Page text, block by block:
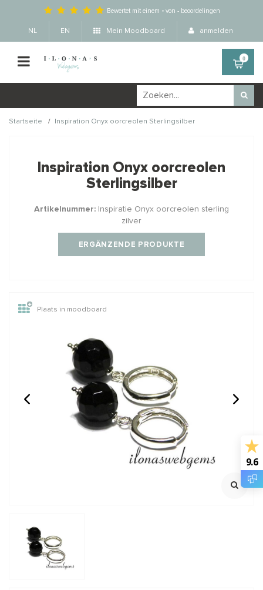
Bewertet mit einem - von - beoordelingen
NL EN Mein Moodboard anmelden
0
Startseite / Inspiration Onyx oorcreolen Sterlingsilber
producten ook interessant
knijpkraaltjes buis ca.
Rijggat ca. 1.2mm
Klik voor staffelkorting
€0,95
Excl. btw
€2,45 Incl. btw
€2,02 Excl. btw
BESTEL
Inspiration Onyx oorcreolen
Sterlingsilber
Artikelnummer: Inspiratie Onyx oorcreolen sterling
zilver
ERGÄNZENDE PRODUKTE
Plaats in moodboard
9.6